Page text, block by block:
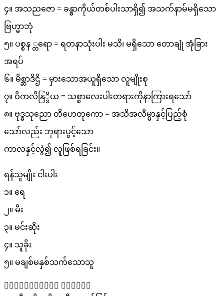
၄။ အသညဇော = ခန္ဓာကိုယ်တစ်ပါးသာရှိ၍ အသက်နာမ်မရှိသော
ဗြဟ္မာဘုံ
၅။ ပစ္စန ္တရော = ရတနာသုံးပါး မသိ၊ မရှိသော တောချုံ အုံခြား
အရပ်
၆။ မိစ္ဆာဒိဌိ = မှားသောအယူရှိသော လူမျိုးစု
၇။ ဝိကလိနြ္ဒိယ = သစ္စာလေးပါးတရားကိုနာကြားရသော်
၈။ ဗုဒ္ဓသုညော တိဟေတုကော = အသိအလိမ္မာနှင့်ပြည့်စုံ
သော်လည်း ဘုရားပွင့်သော
ကာလနှင့်လွဲ၍ လူဖြစ်ရခြင်း။
ရန်သူမျိုး ငါးပါး
၁။ ရေ
၂။ မီး
၃။ မင်းဆိုး
၄။ သူခိုး
၅။ မချစ်မနှစ်သက်သောသူ
၀ိပတ္တိတရား လေးပါး